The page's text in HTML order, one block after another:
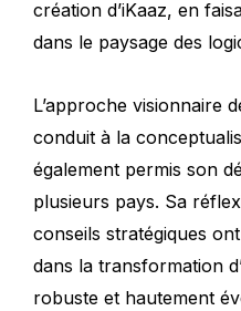
création d’iKaaz, en
dans le paysage des
L’approche visionnaire
conduit à la
également permis son
plusieurs pays. Sa
conseils stratégiques
dans la transformation
robuste et hautement